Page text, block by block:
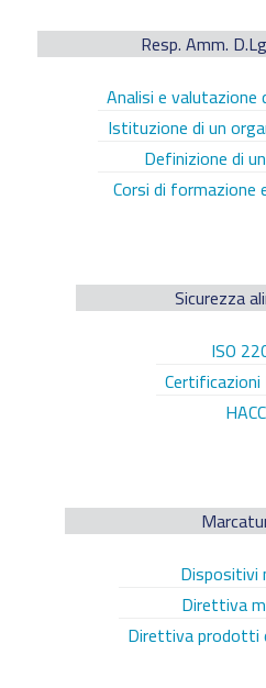
Resp. Amm.
Analisi e valutazione
Istituzione di un
Definizione di
Corsi di formazione
Sicurezza
ISO
Certificazioni
Dispositivi
Direttiva
Direttiva prodotti